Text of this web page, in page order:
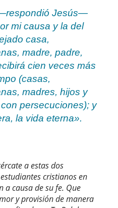
Jesús—
mi causa y la del
casa,
madre, padre,
cien veces más
(casas,
madres, hijos y
persecuciones); y
la vida eterna».
a estas dos
cristianos en
a causa de su fe. Que
y provisión de manera